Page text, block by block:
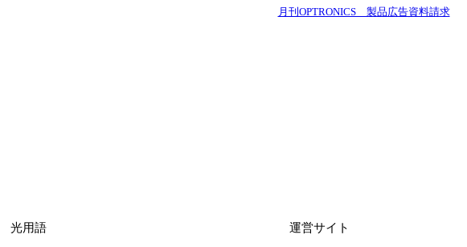
月刊OPTRONICS 製品広告資料請求
光用語 運営サイト